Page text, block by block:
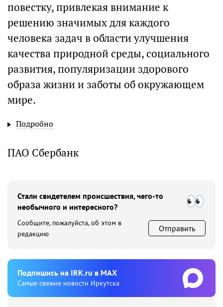
повестку, привлекая внимание к
решению значимых для каждого
человека задач в области улучшения
качества природной среды, социального
развития, популяризации здорового
образа жизни и заботы об окружающем
мире.
Подробно
ПАО Сбербанк
Стали свидетелем происшествия, чего-то
необычного и интересного?
Сообщите, пожалуйста, об этом в
редакцию
Отправить
Подпишиcь на IRK.ru в MAX
Cамые свежие новости Иркутска